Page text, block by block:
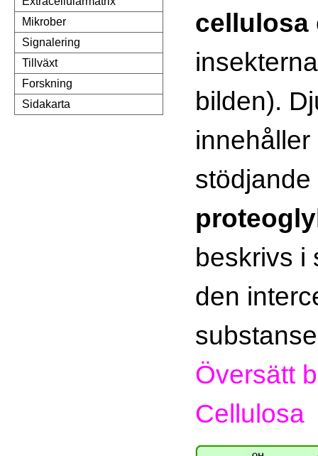
Mikrober
Signalering
Tillväxt
Forskning
Sidakarta
cellulosa
bilden).
stödjande
beskrivs i
den
Översätt
Cellulosa